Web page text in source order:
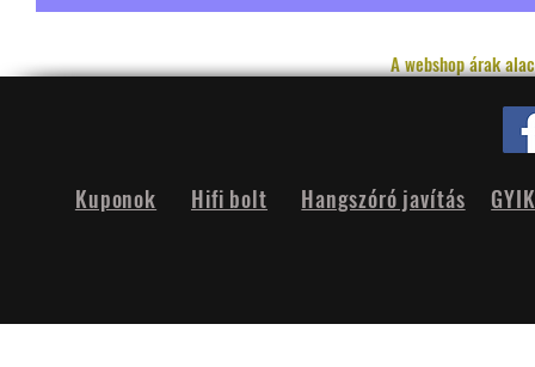
A webshop árak
Hifi bolt
Kuponok Hangszóró javítás GYIK